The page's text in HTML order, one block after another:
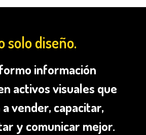
solo diseño.
información
activos visuales que
vender, capacitar,
y comunicar mejor.